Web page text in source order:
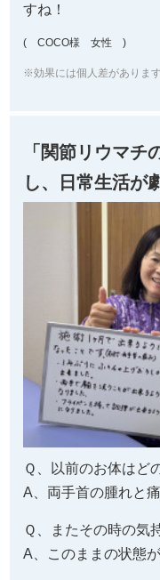
すね！
( COCO様 女性 )
※効果には個人差があります
「関節リウマチ
し、日常生活が
Ｑ、以前のお体はど
A、両手首の腫れと
Ｑ、またその時の気
A、このままの状態